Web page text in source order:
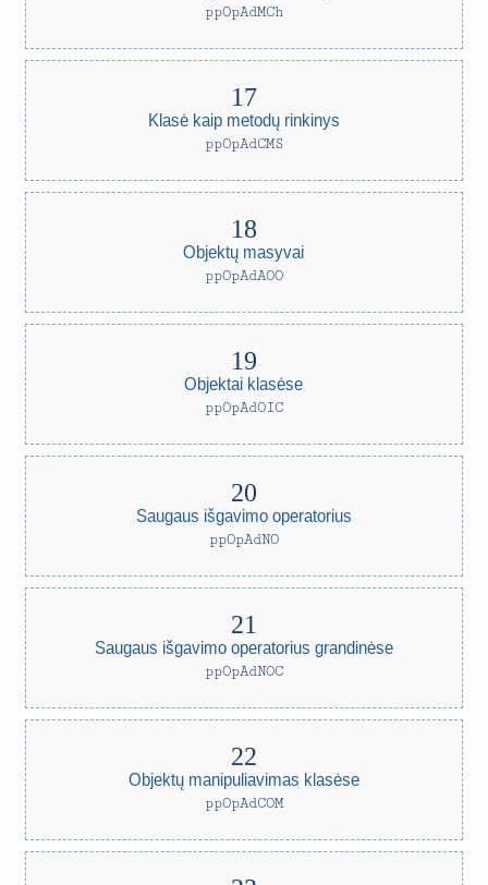
ppOpAdMCh
Klasė kaip metodų rinkinys
ppOpAdCMS
Objektų masyvai
ppOpAdAOO
Objektai klasėse
ppOpAdOIC
Saugaus išgavimo operatorius
ppOpAdNO
Saugaus išgavimo operatorius grandinėse
ppOpAdNOC
Objektų manipuliavimas klasėse
ppOpAdCOM